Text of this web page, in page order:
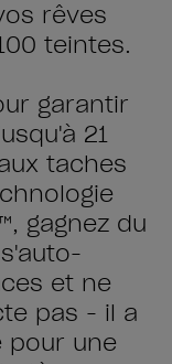
rêves
teintes.
garantir
21
taches
gagnez du
et ne
pas - il a
pour une